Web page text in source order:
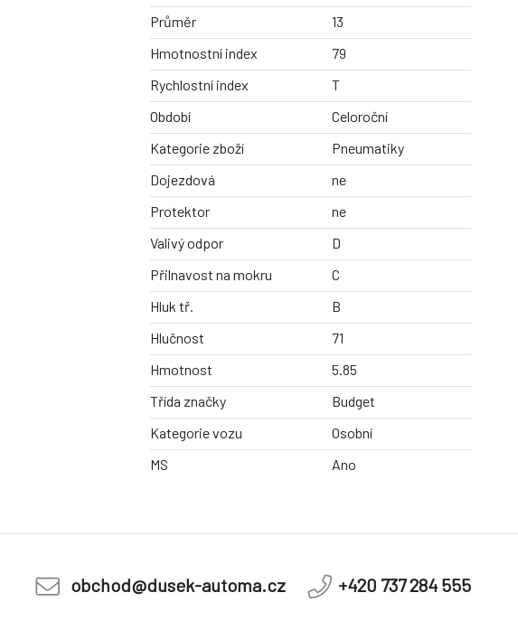
Průměr
13
Hmotnostní index
79
Rychlostní index
T
Období
Celoroční
Kategorie zboží
Pneumatiky
Dojezdová
ne
Protektor
ne
Valivý odpor
D
Přilnavost na mokru
C
Hluk tř.
B
Hlučnost
71
Hmotnost
5.85
Třída značky
Budget
Kategorie vozu
Osobní
MS
Ano
obchod@dusek-automa.cz +420 737 284 555